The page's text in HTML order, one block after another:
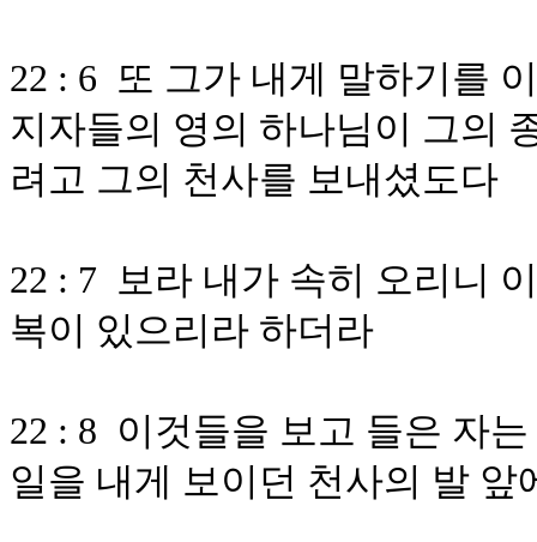
22 : 6 또 그가 내게 말하기를
지자들의 영의 하나님이 그의
려고 그의 천사를 보내셨도다
22 : 7 보라 내가 속히 오리니
복이 있으리라 하더라
22 : 8 이것들을 보고 들은 자
일을 내게 보이던 천사의 발